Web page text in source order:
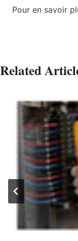
Pour en savoir
Related